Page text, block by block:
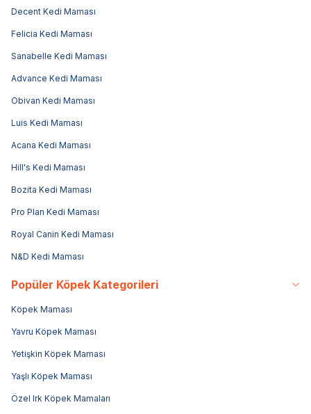
Decent Kedi Maması
Felicia Kedi Maması
Sanabelle Kedi Maması
Advance Kedi Maması
Obivan Kedi Maması
Luis Kedi Maması
Acana Kedi Maması
Hill's Kedi Maması
Bozita Kedi Maması
Pro Plan Kedi Maması
Royal Canin Kedi Maması
N&D Kedi Maması
Popüler Köpek Kategorileri
Köpek Maması
Yavru Köpek Maması
Yetişkin Köpek Maması
Yaşlı Köpek Maması
Özel Irk Köpek Mamaları